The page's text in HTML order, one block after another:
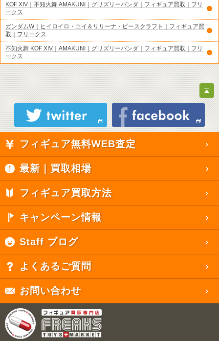
KOF XIV｜不知火舞 AMAKUNI｜グリズリーパンダ｜フィギュア買取｜フリ
ークス
ガンダムW｜ヒイロイロ・ユイ＆リリーナ・ピースクラフト｜フィギュア買
取｜フリークス
不知火舞 KOF XIV｜AMAKUNI｜グリズリーパンダ｜フィギュア買取｜フリ
ークス
フィギュア無料WEB査定
最新｜買取相場
フィギュア買取方法
キャンペーン情報
Staff ブログ
よくあるご質問
お問い合わせ